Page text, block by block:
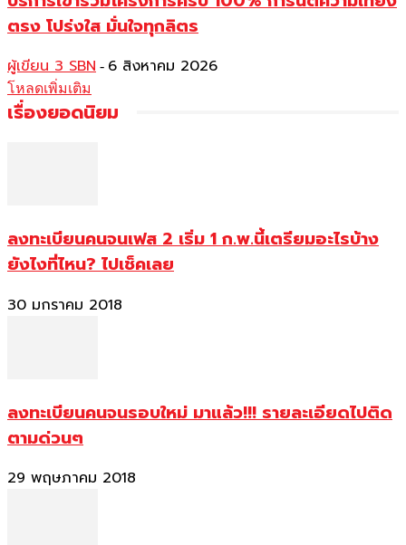
ตรง โปร่งใส มั่นใจทุกลิตร
ผู้เขียน 3 SBN - 6 สิงหาคม 2026
โหลดเพิ่มเติม
เรื่องยอดนิยม
ลงทะเบียนคนจนเฟส 2 เริ่ม 1 ก.พ.นี้เตรียมอะไรบ้าง
ยังไงที่ไหน? ไปเช็คเลย
30 มกราคม 2018
ลงทะเบียนคนจนรอบใหม่ มาแล้ว!!! รายละเอียดไปติด
ตามด่วนๆ
29 พฤษภาคม 2018